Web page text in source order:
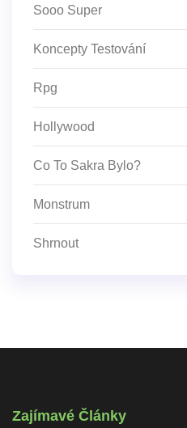
Sooo Super
Koncepty Testování
Rpg
Hollywood
Co To Sakra Bylo?
Monstrum
Shrnout
Zajímavé Články